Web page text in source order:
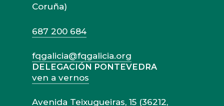
Coruña)
687 200 684
fqgalicia@fqgalicia.org
DELEGACIÓN PONTEVEDRA
ven a vernos
Avenida Teixugueiras, 15 (36212,